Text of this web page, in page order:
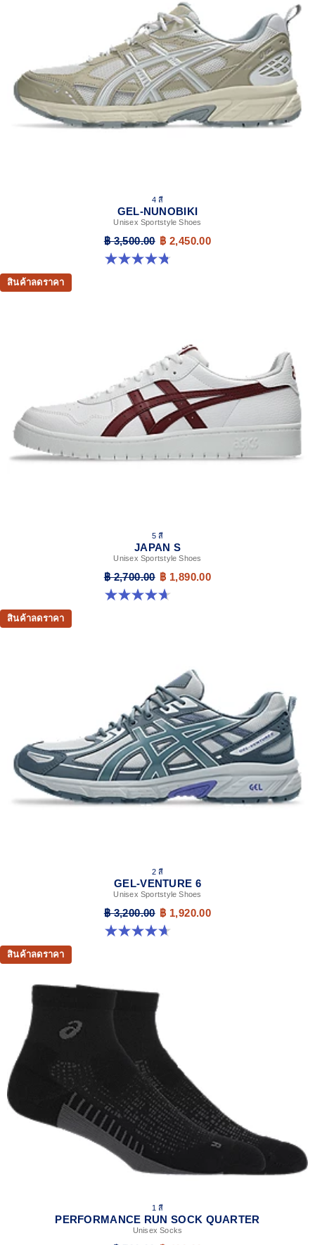
4 สี
GEL-NUNOBIKI
Unisex Sportstyle Shoes
฿ 3,500.00 ฿ 2,450.00
4.8 จาก 5 ดาว 179 รีวิว
สินค้าลดราคา
5 สี
JAPAN S
Unisex Sportstyle Shoes
฿ 2,700.00 ฿ 1,890.00
4.7 จาก 5 ดาว 133 รีวิว
สินค้าลดราคา
2 สี
GEL-VENTURE 6
Unisex Sportstyle Shoes
฿ 3,200.00 ฿ 1,920.00
4.7 จาก 5 ดาว 261 รีวิว
สินค้าลดราคา
1 สี
PERFORMANCE RUN SOCK QUARTER
Unisex Socks